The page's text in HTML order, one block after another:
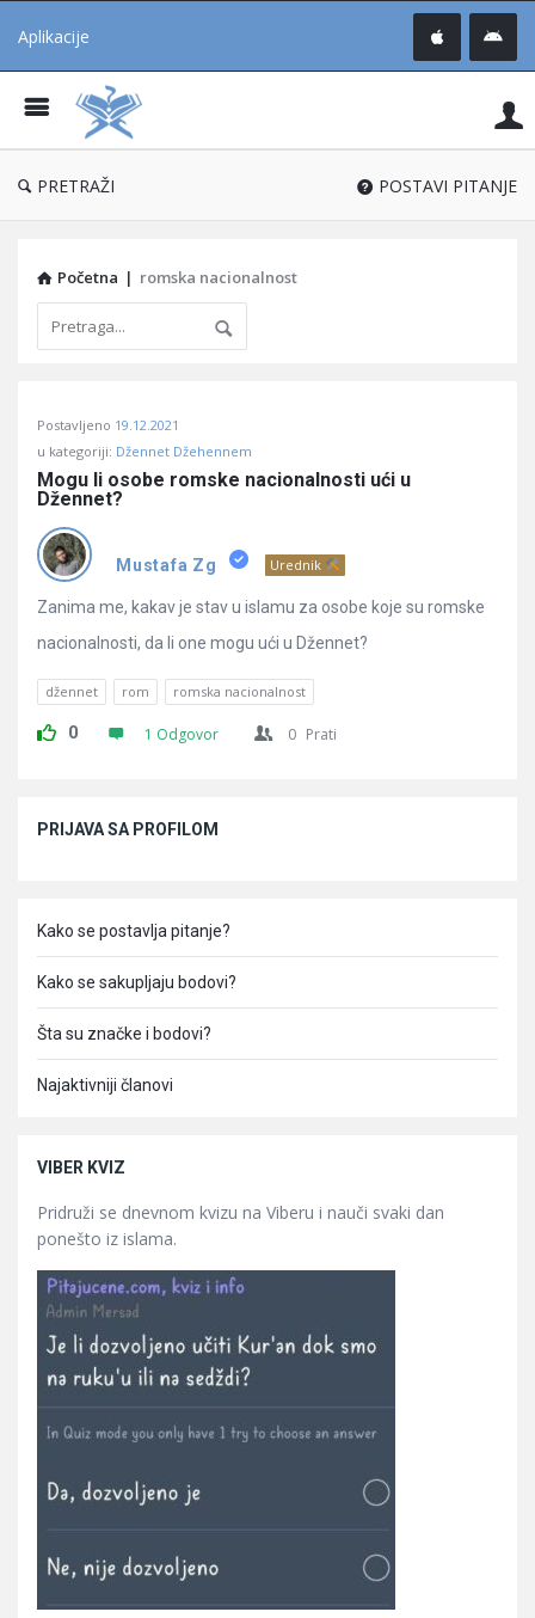
Aplikacije
®
PRETRAŽI POSTAVI PITANJE
Početna | romska nacionalnost
Učene
Latest
Pitanja
Postavljeno 19.12.2021
u kategoriji: Džennet Džehennem
Mogu li osobe romske nacionalnosti ući u
Džennet?
Mustafa Zg Urednik
Zanima me, kakav je stav u islamu za osobe koje su romske
nacionalnosti, da li one mogu ući u Džennet?
džennet rom romska nacionalnost
0 1 Odgovor 0 Prati
PRIJAVA SA PROFILOM
Kako se postavlja pitanje?
Kako se sakupljaju bodovi?
Šta su značke i bodovi?
Najaktivniji članovi
VIBER KVIZ
Pridruži se dnevnom kvizu na Viberu i nauči svaki dan
ponešto iz islama.